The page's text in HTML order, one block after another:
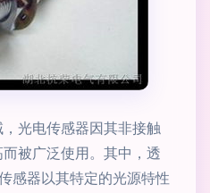
光电传感器因其非接触
被广泛使用。其中，透
感器以其特定的光源特性